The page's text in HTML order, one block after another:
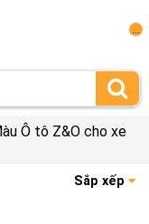
Ô tô Z&O cho xe
Sắp xếp